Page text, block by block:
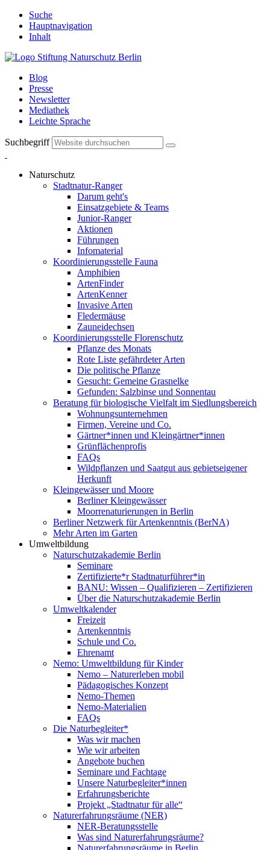
Suche
Hauptnavigation
Inhalt
Blog
Presse
Newsletter
Mediathek
Leichte Sprache
Suchbegriff
Naturschutz
Stadtnatur-Ranger
Darum geht's
Einsatzgebiete & Teams
Junior-Ranger
Aktionen
Führungen
Infomaterial
Koordinierungsstelle Fauna
Amphibien
ArtenFinder
ArtenKenner
Invasive Arten
Fledermäuse
Zauneidechsen
Koordinierungsstelle Florenschutz
Pflanze des Monats
Rote Liste gefährdeter Arten
Die politische Pflanze
Gesucht: Gemeine Grasnelke
Gefunden: Salzbinse und Sonnentau
Beratung für biologische Vielfalt im Siedlungsbereich
Wohnungsunternehmen
Firmen, Vereine und Co.
Gärtner*innen und Kleingärtner*innen
Grünflächenprofis
FAQs
Wildpflanzen und Saatgut aus gebietseigener
Herkunft
Kleingewässer und Moore
Berliner Kleingewässer
Moorrenaturierungen in Berlin
Berliner Netzwerk für Artenkenntnis (BerNA)
Mehr Arten im Garten
Umweltbildung
Naturschutzakademie Berlin
Seminare
Zertifizierte*r Stadtnaturführer*in
BANU: Wissen – Qualifizieren – Zertifizieren
Über die Naturschutzakademie Berlin
Umweltkalender
Freizeit
Artenkenntnis
Schule und Co.
Ehrenamt
Nemo: Umweltbildung für Kinder
Nemo – Naturerleben mobil
Pädagogisches Konzept
Nemo-Themen
Nemo-Materialien
FAQs
Die Naturbegleiter*
Was wir machen
Wie wir arbeiten
Angebote buchen
Seminare und Fachtage
Unsere Naturbegleiter*innen
Erfahrungsberichte
Projekt „Stadtnatur für alle“
Naturerfahrungsräume (NER)
NER-Beratungsstelle
Was sind Naturerfahrungsräume?
Naturerfahrungsräume in Berlin